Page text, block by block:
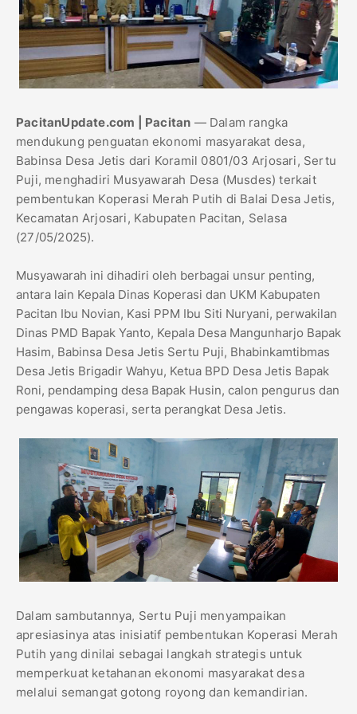
PacitanUpdate.com | Pacitan — Dalam rangka
mendukung penguatan ekonomi masyarakat desa,
Babinsa Desa Jetis dari Koramil 0801/03 Arjosari, Sertu
Puji, menghadiri Musyawarah Desa (Musdes) terkait
pembentukan Koperasi Merah Putih di Balai Desa Jetis,
Kecamatan Arjosari, Kabupaten Pacitan, Selasa
(27/05/2025).
Musyawarah ini dihadiri oleh berbagai unsur penting,
antara lain Kepala Dinas Koperasi dan UKM Kabupaten
Pacitan Ibu Novian, Kasi PPM Ibu Siti Nuryani, perwakilan
Dinas PMD Bapak Yanto, Kepala Desa Mangunharjo Bapak
Hasim, Babinsa Desa Jetis Sertu Puji, Bhabinkamtibmas
Desa Jetis Brigadir Wahyu, Ketua BPD Desa Jetis Bapak
Roni, pendamping desa Bapak Husin, calon pengurus dan
pengawas koperasi, serta perangkat Desa Jetis.
Dalam sambutannya, Sertu Puji menyampaikan
apresiasinya atas inisiatif pembentukan Koperasi Merah
Putih yang dinilai sebagai langkah strategis untuk
memperkuat ketahanan ekonomi masyarakat desa
melalui semangat gotong royong dan kemandirian.